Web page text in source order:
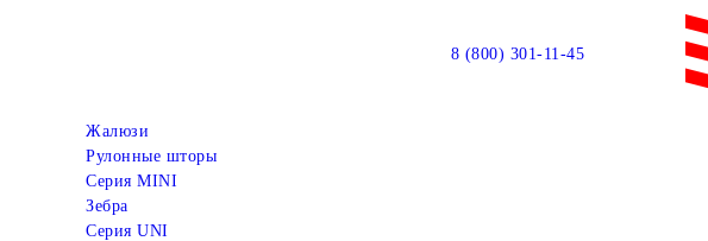
8 (800) 301-11-45
Жалюзи
Рулонные шторы
Серия MINI
Зебра
Серия UNI